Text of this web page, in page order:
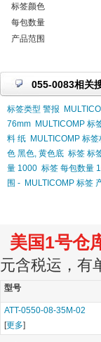
标签颜色
每包数量
产品范围
055-0083相关
标签类型 警报
76mm MULTICOMP 标
料 纸 MULTICOMP 标
色 黑色, 黄色底 标签 标
量 1000 标签 每包数量
围 - MULTICOMP 标签
美国1号仓
元含税运，有
型号
ATT-0550-08-35M-02
[更多]